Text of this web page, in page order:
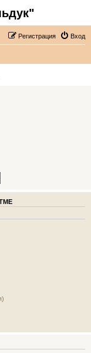
Вход
Регистрация